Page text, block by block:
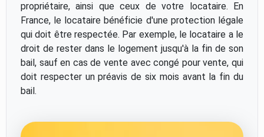
propriétaire, ainsi que ceux de votre locataire. En
France, le locataire bénéficie d'une protection légale
qui doit être respectée. Par exemple, le locataire a le
droit de rester dans le logement jusqu'à la fin de son
bail, sauf en cas de vente avec congé pour vente, qui
doit respecter un préavis de six mois avant la fin du
bail.